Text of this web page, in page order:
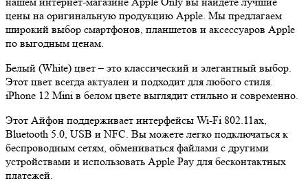
цены на оригинальную продукцию Apple. Мы предлагаем
широкий выбор смартфонов, планшетов и аксессуаров Apple
по выгодным ценам.
Белый (White) цвет – это классический и элегантный выбор.
Этот цвет всегда актуален и подходит для любого стиля.
iPhone 12 Mini в белом цвете выглядит стильно и современно.
Этот Айфон поддерживает интерфейсы Wi-Fi 802.11ax,
Bluetooth 5.0, USB и NFC. Вы можете легко подключаться к
беспроводным сетям, обмениваться файлами с другими
устройствами и использовать Apple Pay для бесконтактных
платежей.